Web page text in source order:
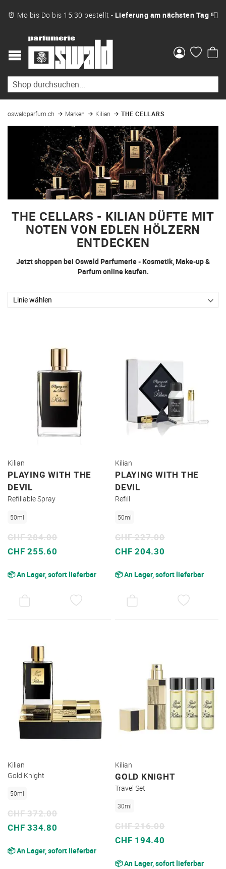
⏰ Mo bis Do bis 15:30 bestellt - Lieferung am nächsten Tag 📮
oswaldparfum.ch Marken Kilian THE CELLARS
THE CELLARS - KILIAN DÜFTE MIT
NOTEN VON EDLEN HÖLZERN
ENTDECKEN
Jetzt shoppen bei Oswald Parfumerie - Kosmetik, Make-up &
Parfum online kaufen.
Kilian
PLAYING WITH THE
DEVIL
Refillable Spray
50ml
Sonderpreis
CHF 255.60
CHF 284.00
📦 An Lager, sofort lieferbar
Kilian
PLAYING WITH THE
DEVIL
Refill
50ml
Sonderpreis
CHF 204.30
CHF 227.00
📦 An Lager, sofort lieferbar
Kilian
Gold Knight
50ml
Sonderpreis
CHF 334.80
CHF 372.00
📦 An Lager, sofort lieferbar
Kilian
GOLD KNIGHT
Travel Set
30ml
Sonderpreis
CHF 194.40
CHF 216.00
📦 An Lager, sofort lieferbar